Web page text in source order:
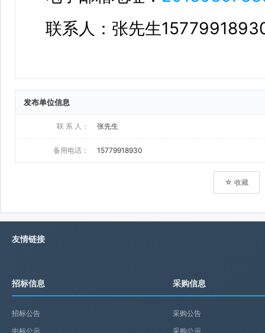
发布单位信息
联 系 人： 张先生
备用电话： 15779918930
☆ 收藏
友情链接
招标信息
招标公告
中标公示
采购信息
采购公告
采购公示